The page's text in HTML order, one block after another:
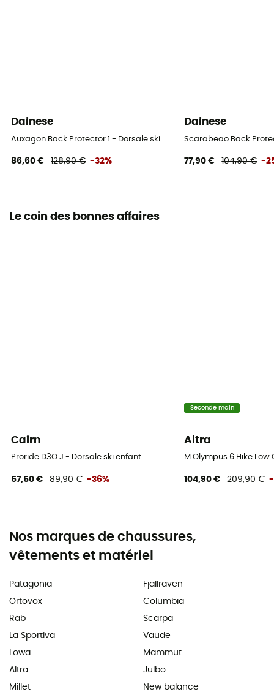
Dainese
Auxagon Back Protector 1 - Dorsale ski
86,60 € 128,90 € -32%
Dainese
Scarabeao Back
77,90 € 104,90 € -
Le coin des bonnes affaires
Cairn
Proride D3O J - Dorsale ski enfant
57,50 € 89,90 € -36%
Seconde main
Altra
M Olympus 6 Hike
104,90 € 209,90 € -
Nos marques de chaussures,
vêtements et matériel
Patagonia
Ortovox
Rab
La Sportiva
Lowa
Altra
Millet
Fjällräven
Columbia
Scarpa
Vaude
Mammut
Julbo
New balance